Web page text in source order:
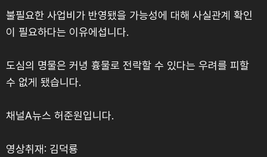
불필요한 사업비가 반영됐을 가능성에 대해 사실관계 확인
이 필요하다는 이유에섭니다.
도심의 명물은 커녕 흉물로 전락할 수 있다는 우려를 피할
수 없게 됐습니다.
채널A뉴스 허준원입니다.
영상취재: 김덕룡